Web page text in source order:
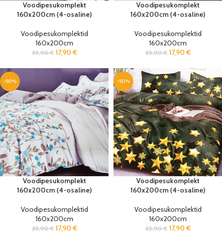
Voodipesukomplekt
160x200cm (4-osaline)
Voodipesukomplektid
160x200cm
35,90€ 17,90 €
Voodipesukomplekt
160x200cm (4-osaline)
Voodipesukomplektid
160x200cm
35,90€ 17,90 €
-50%
Voodipesukomplekt
160x200cm (4-osaline)
Voodipesukomplektid
160x200cm
35,90€ 17,90 €
-50%
Voodipesukomplekt
160x200cm (4-osaline)
Voodipesukomplektid
160x200cm
35,90€ 17,90 €